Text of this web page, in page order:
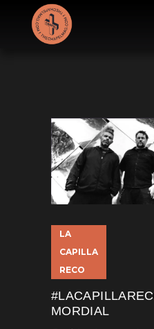
LA
CAPILLA
RECO
MORDIAL